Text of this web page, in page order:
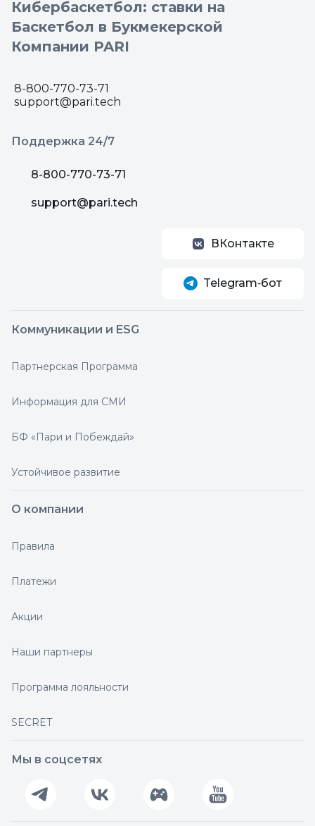
Кибербаскетбол: ставки на
Баскетбол в Букмекерской
Компании PARI
8-800-770-73-71
support@pari.tech
Поддержка 24/7
8-800-770-73-71
support@pari.tech
ВКонтакте
Telegram‑бот
Коммуникации и ESG
Партнерская Программа
Информация для СМИ
БФ «Пари и Побеждай»
Устойчивое развитие
О компании
Правила
Платежи
Акции
Наши партнеры
Программа лояльности
SECRET
Мы в соцсетях